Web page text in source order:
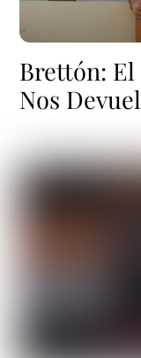
Brettón:
Nos